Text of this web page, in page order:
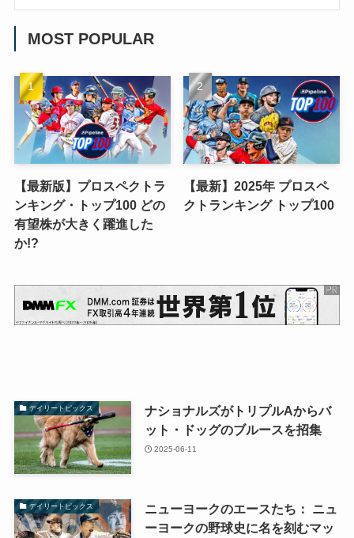
MOST POPULAR
【最新版】プロスペクトラ
ンキング・トップ100 どの
有望株が大きく躍進した
か!?
【最新】2025年 プロスペ
クトランキング トップ100
デイリートピックス
ナショナルズがトリプルAからバ
ット・ドッグのブルースを招集
2025-06-11
デイリートピックス
ニューヨークのエースたち： ニュ
ーヨークの野球史に名を刻むマッ